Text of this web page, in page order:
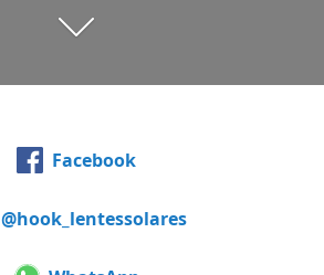
Facebook
@hook_lentessolares